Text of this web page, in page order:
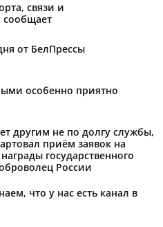
связи и
от БелПрессы
особенно приятно
другим не по долгу службы,
приём заявок на
государственного
России
что у нас есть канал в